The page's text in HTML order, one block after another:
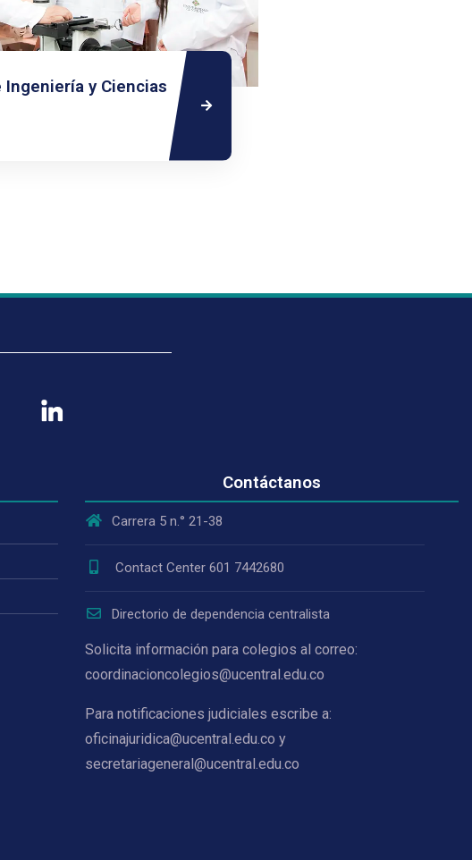
Ingeniería y Ciencias
Contáctanos
Carrera 5 n.° 21-38
Contact Center 601 7442680
Directorio de dependencia centralista
Solicita información para colegios al correo:
coordinacioncolegios@ucentral.edu.co
Para notificaciones judiciales escribe a:
oficinajuridica@ucentral.edu.co y
secretariageneral@ucentral.edu.co